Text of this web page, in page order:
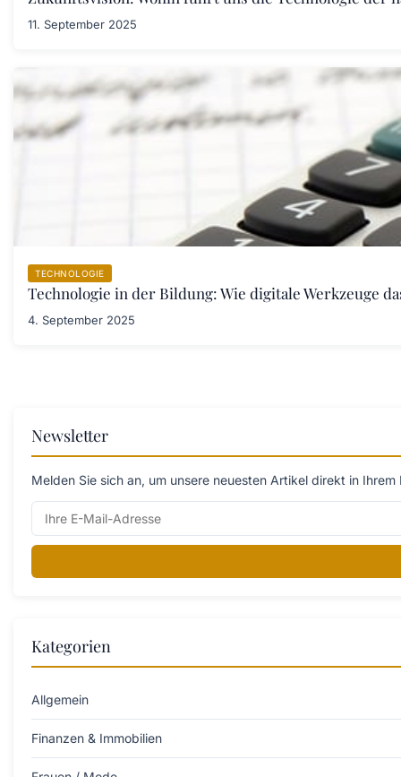
11. September 2025
TECHNOLOGIE
Technologie in der Bildung: Wie digitale Werkzeuge
4. September 2025
Newsletter
Melden Sie sich an, um unsere neuesten Artikel direkt in
Kategorien
Allgemein
Finanzen & Immobilien